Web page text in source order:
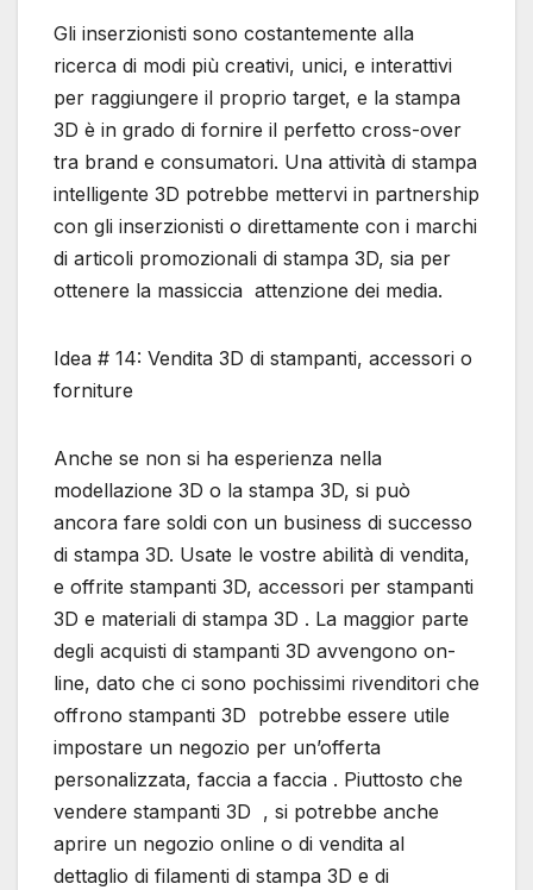
Gli inserzionisti sono costantemente alla
ricerca di modi più creativi, unici, e interattivi
per raggiungere il proprio target, e la stampa
3D è in grado di fornire il perfetto cross-over
tra brand e consumatori. Una attività di stampa
intelligente 3D potrebbe mettervi in partnership
con gli inserzionisti o direttamente con i marchi
di articoli promozionali di stampa 3D, sia per
ottenere la massiccia attenzione dei media.
Idea # 14: Vendita 3D di stampanti, accessori o
forniture
Anche se non si ha esperienza nella
modellazione 3D o la stampa 3D, si può
ancora fare soldi con un business di successo
di stampa 3D. Usate le vostre abilità di vendita,
e offrite stampanti 3D, accessori per stampanti
3D e materiali di stampa 3D . La maggior parte
degli acquisti di stampanti 3D avvengono on-
line, dato che ci sono pochissimi rivenditori che
offrono stampanti 3D potrebbe essere utile
impostare un negozio per un’offerta
personalizzata, faccia a faccia . Piuttosto che
vendere stampanti 3D , si potrebbe anche
aprire un negozio online o di vendita al
dettaglio di filamenti di stampa 3D e di